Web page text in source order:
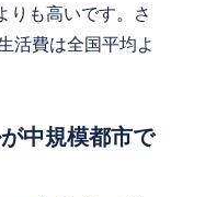
りも高いです。さ
活費は全国平均よ
中規模都市で